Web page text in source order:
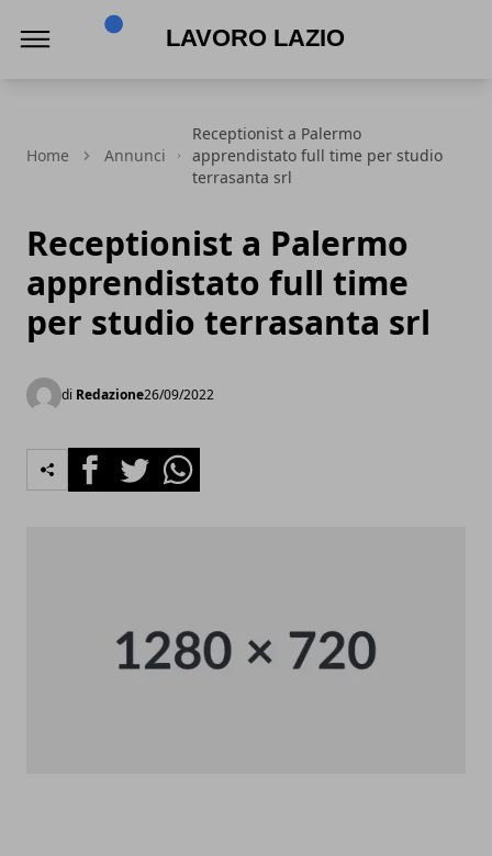
Home Annunci
Receptionist a Palermo
apprendistato full time per studio
terrasanta srl
Receptionist a Palermo
apprendistato full time
per studio terrasanta srl
di Redazione26/09/2022
FacebookTwitterWhatsapp